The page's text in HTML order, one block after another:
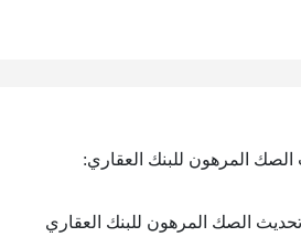
المرهون للبنك العقاري:
الصك المرهون للبنك العقاري